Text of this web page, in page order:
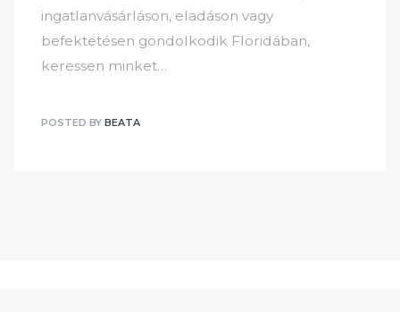
ingatlanvásárláson, eladáson vagy
befektetésen gondolkodik Floridában,
keressen minket…
POSTED BY BEATA